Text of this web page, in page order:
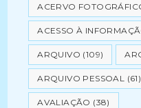
ACERVO
ACESSO À
ARQUIVO (109)
ARQUIVO PESSOAL (61)
AVALIAÇÃO (38)